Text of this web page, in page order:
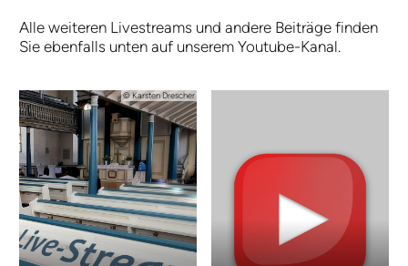
Alle wei­te­ren Live­streams und an­de­re Bei­trä­ge fin­den
Sie e­ben­falls un­ten auf un­se­rem You­tube-­Ka­nal.
© Karsten Drescher